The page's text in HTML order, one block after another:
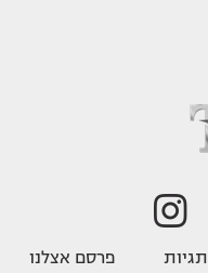
תגיות פרסם אצלנו